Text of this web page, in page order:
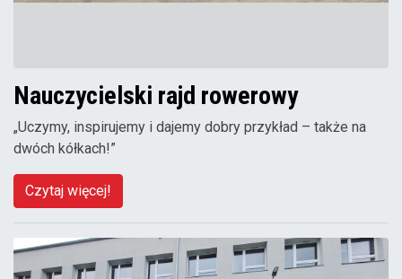
Nauczycielski rajd rowerowy
„Uczymy, inspirujemy i dajemy dobry przykład – także na
dwóch kółkach!”
Czytaj więcej!